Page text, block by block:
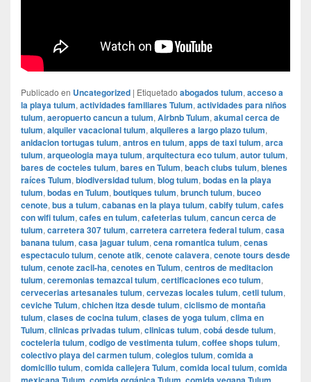
Publicado en Uncategorized | Etiquetado abogados tulum, acceso a
la playa tulum, actividades familiares Tulum, actividades para niños
tulum, aeropuerto cancun a tulum, Airbnb Tulum, akumal cerca de
tulum, alquiler vacacional tulum, alquileres a largo plazo tulum,
anidacion tortugas tulum, antros en tulum, apps de taxi tulum, arca
tulum, arqueologia maya tulum, arquitectura eco tulum, autor tulum,
bares de cocteles tulum, bares en Tulum, beach clubs tulum, bienes
raíces Tulum, biodiversidad tulum, blog tulum, bodas en la playa
tulum, bodas en Tulum, boutiques tulum, brunch tulum, buceo
cenote, bus a tulum, cabanas en la playa tulum, cabify tulum, cafes
con wifi tulum, cafes en tulum, cafeterias tulum, cancun cerca de
tulum, carretera 307 tulum, carretera carretera federal tulum, casa
banana tulum, casa jaguar tulum, cena romantica tulum, cenas
espectaculo tulum, cenote atik, cenote calavera, cenote tours desde
tulum, cenote zacil-ha, cenotes en Tulum, centros de meditacion
tulum, ceremonias temazcal tulum, certificaciones eco tulum,
cervecerias artesanales tulum, cervezas locales tulum, cetli tulum,
ceviche Tulum, chichen itza desde tulum, ciclismo de montaña
tulum, clases de cocina tulum, clases de yoga tulum, clima en
Tulum, clinicas privadas tulum, clinicas tulum, cobá desde tulum,
cocteleria tulum, codigo de vestimenta tulum, coffee shops tulum,
colectivo playa del carmen tulum, colegios tulum, comida a
domicilio tulum, comida callejera Tulum, comida local tulum, comida
, , ,